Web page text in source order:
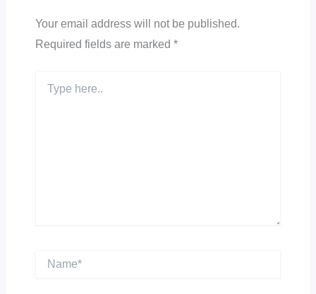
Your email address will not be published.
Required fields are marked *
here..